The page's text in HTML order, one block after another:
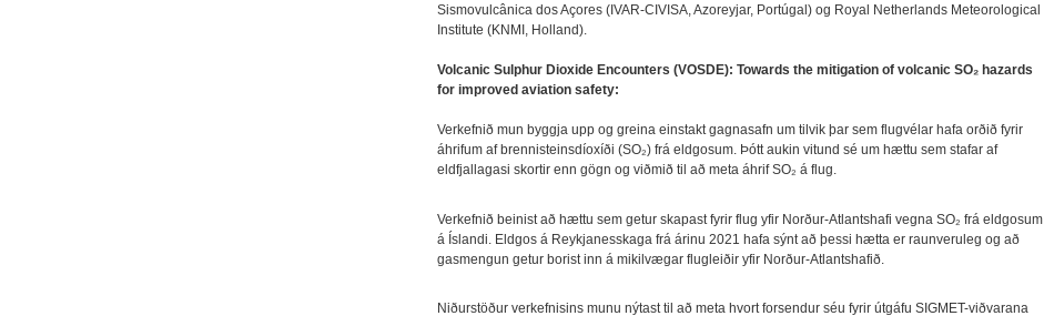
Sismovulcânica dos Açores (IVAR-CIVISA, Azoreyjar, Portúgal) og Royal Netherlands Meteorological
Institute (KNMI, Holland).
Volcanic Sulphur Dioxide Encounters (VOSDE): Towards the mitigation of volcanic SO₂ hazards
for improved aviation safety:
Verkefnið mun byggja upp og greina einstakt gagnasafn um tilvik þar sem flugvélar hafa orðið fyrir
áhrifum af brennisteinsdíoxíði (SO₂) frá eldgosum. Þótt aukin vitund sé um hættu sem stafar af
eldfjallagasi skortir enn gögn og viðmið til að meta áhrif SO₂ á flug.
Verkefnið beinist að hættu sem getur skapast fyrir flug yfir Norður-Atlantshafi vegna SO₂ frá eldgosum
á Íslandi. Eldgos á Reykjanesskaga frá árinu 2021 hafa sýnt að þessi hætta er raunveruleg og að
gasmengun getur borist inn á mikilvægar flugleiðir yfir Norður-Atlantshafið.
Niðurstöður verkefnisins munu nýtast til að meta hvort forsendur séu fyrir útgáfu SIGMET-viðvarana